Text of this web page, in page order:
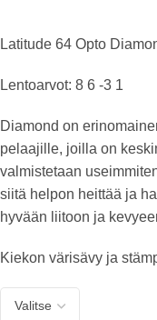
Latitude 64 Opto
Lentoarvot: 8 6 -3 1
Diamond on
pelaajille, joilla on
valmistetaan
siitä helpon heittää ja
hyvään liitoon ja
Kiekon värisävy ja